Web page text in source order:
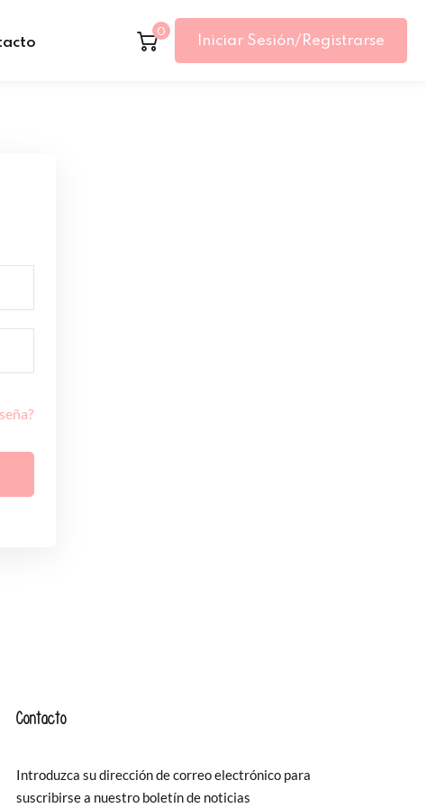
0
Iniciar Sesión/Registrarse
Contacto
Introduzca su dirección de correo electrónico para
suscribirse a nuestro boletín de noticias